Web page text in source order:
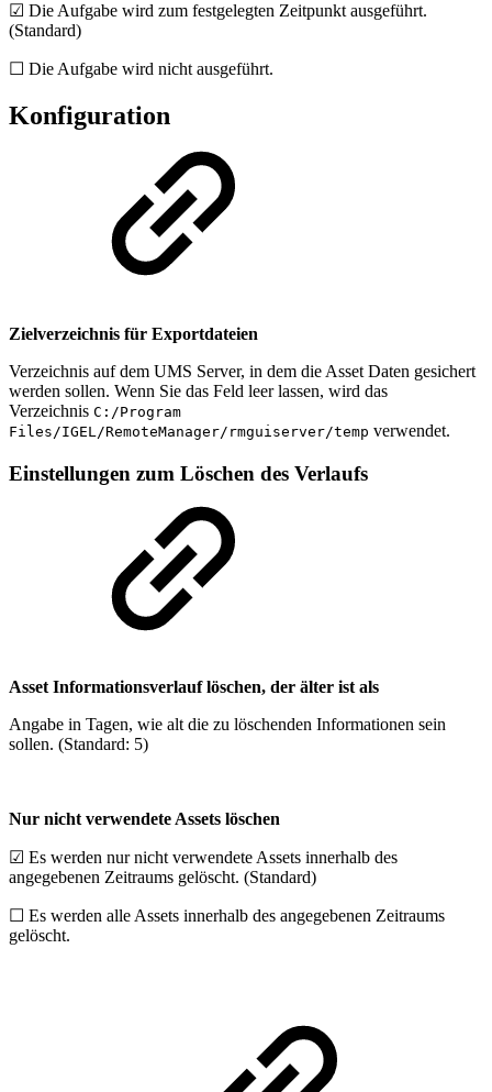
☑ Die Aufgabe wird zum festgelegten Zeitpunkt ausgeführt.
(Standard)
☐ Die Aufgabe wird nicht ausgeführt.
Konfiguration
Zielverzeichnis für Exportdateien
Verzeichnis auf dem UMS Server, in dem die Asset Daten gesichert
werden sollen. Wenn Sie das Feld leer lassen, wird das
Verzeichnis C:/Program
Files/IGEL/RemoteManager/rmguiserver/temp verwendet.
Einstellungen zum Löschen des Verlaufs
Asset Informationsverlauf löschen, der älter ist als
Angabe in Tagen, wie alt die zu löschenden Informationen sein
sollen. (Standard: 5)
Nur nicht verwendete Assets löschen
☑ Es werden nur nicht verwendete Assets innerhalb des
angegebenen Zeitraums gelöscht. (Standard)
☐ Es werden alle Assets innerhalb des angegebenen Zeitraums
gelöscht.